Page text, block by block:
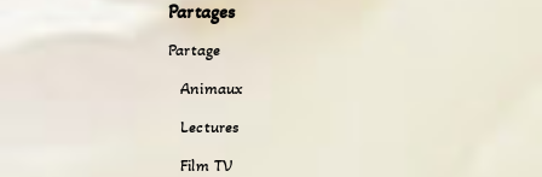
Partages
Partage
Animaux
Lectures
Film TV